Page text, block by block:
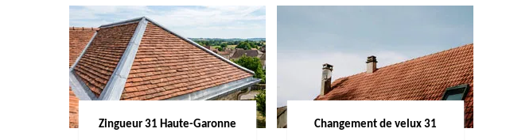
Zingueur 31 Haute-Garonne Changement de velux 31